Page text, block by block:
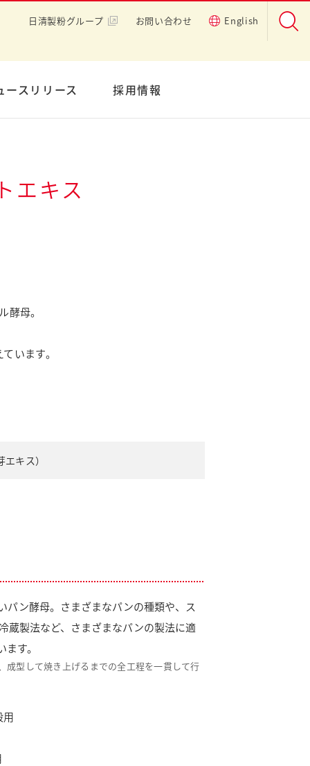
お問い合わせ English
日清製粉グループ
ースリリース 採用情報
エキス
母。
います。
キス）
パン酵母。さまざまなパンの種類や、ス
蔵製法など、さまざまなパンの製法に適
す。
成型して焼き上げるまでの全工程を一貫して行
用